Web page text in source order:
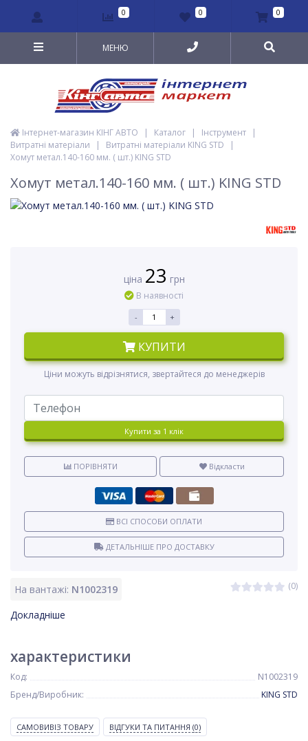
0 0 0
МЕНЮ
Інтернет-магазин КІНГ АВТО | Каталог | Інструмент
|
Витратні матеріали
| Витратні матеріали KING STD
|
Хомут метал.140-160 мм. ( шт.) KING STD
Хомут метал.140-160 мм. ( шт.) KING STD
На вантажі: N1002319 (0)
Докладніше
ціна 23 грн
В наявності
- +
КУПИТИ
Ціни можуть відрізнятися, звертайтеся до менеджерів
Купити за 1 клiк
ПОРІВНЯТИ Відкласти
ВСІ СПОСОБИ ОПЛАТИ
ДЕТАЛЬНІШЕ ПРО ДОСТАВКУ
характеристики
Код:
N1002319
Бренд/Виробник:
KING STD
САМОВИВІЗ ТОВАРУ ВІДГУКИ ТА ПИТАННЯ (0)